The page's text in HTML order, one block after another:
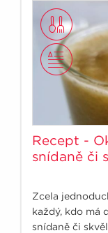
Recept -
snídaně či
Zcela
každý, kdo má
snídaně či